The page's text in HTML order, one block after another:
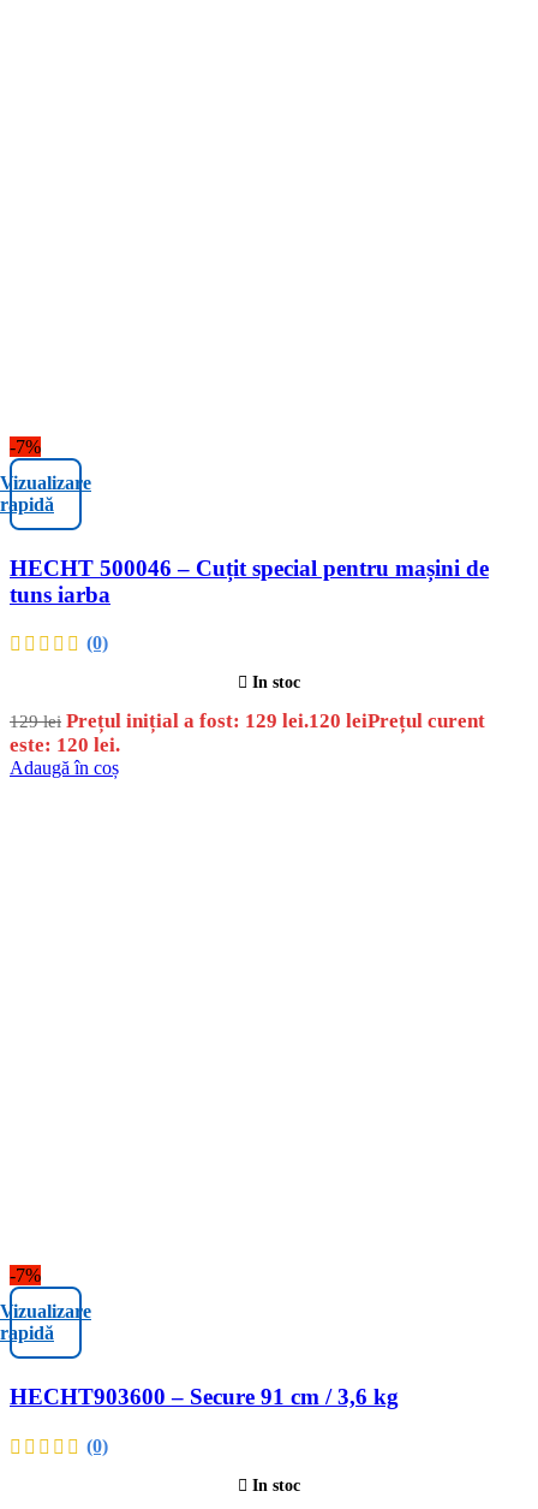
-7%
Vizualizare
rapidă
HECHT 500046 – Cuțit special pentru mașini de
tuns iarba
(0)
In stoc
129lei Prețul inițial a fost: 129 lei.120 leiPrețul curent
este: 120 lei.
Adaugă în coș
-7%
Vizualizare
rapidă
HECHT903600 – Secure 91 cm / 3,6 kg
(0)
In stoc